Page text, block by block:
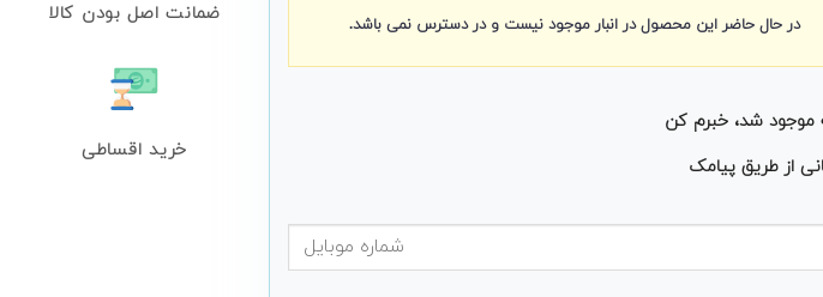
در حال حاضر این محصول در انبار موجود نیست و در دسترس نمی باشد.
موجود شد، خبرم کن
از طریق پیامک
ضمانت اصل بودن کالا
خرید اقساطی